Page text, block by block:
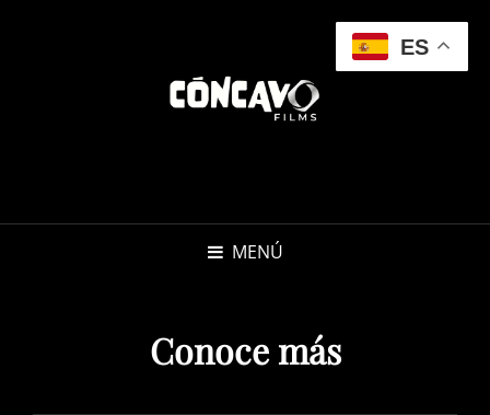
MENÚ
Conoce más
ES